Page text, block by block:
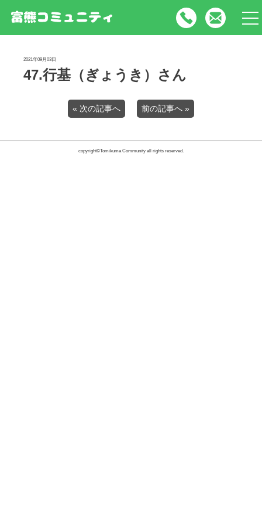
2021年09月03日
47.行基（ぎょうき）さん
« 次の記事へ 前の記事へ »
copyright©Tomikuma Community all rights reserved.